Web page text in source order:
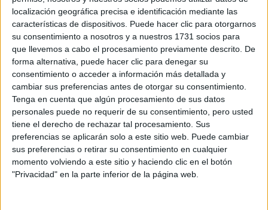
localización geográfica precisa e identificación mediante las
características de dispositivos. Puede hacer clic para otorgarnos
su consentimiento a nosotros y a nuestros 1731 socios para
que llevemos a cabo el procesamiento previamente descrito. De
forma alternativa, puede hacer clic para denegar su
consentimiento o acceder a información más detallada y
cambiar sus preferencias antes de otorgar su consentimiento.
Tenga en cuenta que algún procesamiento de sus datos
personales puede no requerir de su consentimiento, pero usted
tiene el derecho de rechazar tal procesamiento. Sus
preferencias se aplicarán solo a este sitio web. Puede cambiar
sus preferencias o retirar su consentimiento en cualquier
momento volviendo a este sitio y haciendo clic en el botón
"Privacidad" en la parte inferior de la página web.
COMPARTÍ ESTA NOTA
EN ESTA NOTA
PERSONALIDAES: LUNA DE HOY TAURO
TEMAS: SIGNOS ZODIACO
HOROSCOPO
PREDICCIONES
Comentarios